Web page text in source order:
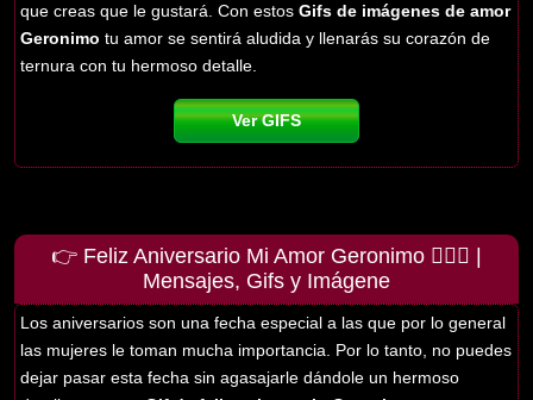
que creas que le gustará. Con estos Gifs de imágenes de amor
Geronimo tu amor se sentirá aludida y llenarás su corazón de
ternura con tu hermoso detalle.
Ver GIFS
👉 Feliz Aniversario Mi Amor Geronimo 👨‍❤️‍👨 |
Mensajes, Gifs y Imágene
Los aniversarios son una fecha especial a las que por lo general
las mujeres le toman mucha importancia. Por lo tanto, no puedes
dejar pasar esta fecha sin agasajarle dándole un hermoso